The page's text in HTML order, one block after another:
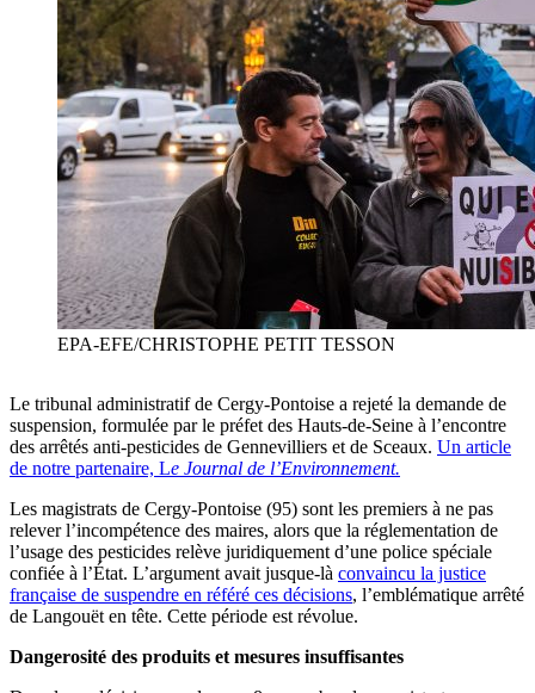
EPA-EFE/CHRISTOPHE PETIT TESSON
Le tribunal administratif de Cergy-Pontoise a rejeté la demande de
suspension, formulée par le préfet des Hauts-de-Seine à l’encontre
des arrêtés anti-pesticides de Gennevilliers et de Sceaux. Un article
de notre partenaire, Le Journal de l’Environnement.
Les magistrats de Cergy-Pontoise (95) sont les premiers à ne pas
relever l’incompétence des maires, alors que la réglementation de
l’usage des pesticides relève juridiquement d’une police spéciale
confiée à l’État. L’argument avait jusque-là convaincu la justice
française de suspendre en référé ces décisions, l’emblématique arrêté
de Langouët en tête. Cette période est révolue.
Dangerosité des produits et mesures insuffisantes